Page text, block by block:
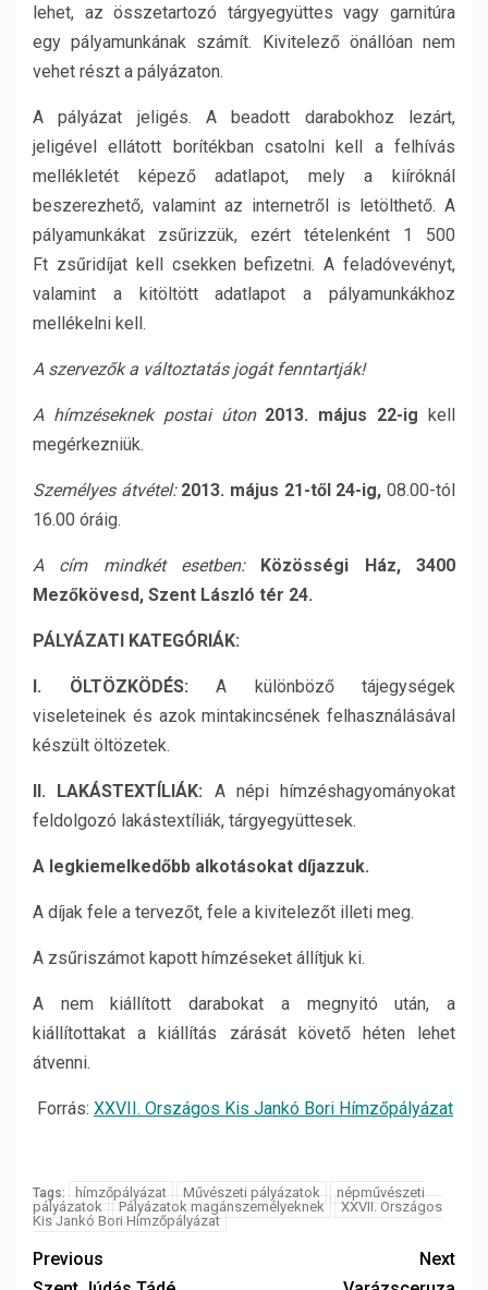
lehet, az összetartozó tárgyegyüttes vagy garnitúra
egy pályamunkának számít. Kivitelező önállóan nem
vehet részt a pályázaton.
A pályázat jeligés. A beadott darabokhoz lezárt,
jeligével ellátott borítékban csatolni kell a felhívás
mellékletét képező adatlapot, mely a kiíróknál
beszerezhető, valamint az internetről is letölthető. A
pályamunkákat zsűrizzük, ezért tételenként 1 500
Ft zsűridíjat kell csekken befizetni. A feladóvevényt,
valamint a kitöltött adatlapot a pályamunkákhoz
mellékelni kell.
A szervezők a változtatás jogát fenntartják!
A hímzéseknek postai úton 2013. május 22-ig kell
megérkezniük.
Személyes átvétel: 2013. május 21-től 24-ig, 08.00-tól
16.00 óráig.
A cím mindkét esetben: Közösségi Ház, 3400
Mezőkövesd, Szent László tér 24.
PÁLYÁZATI KATEGÓRIÁK:
I. ÖLTÖZKÖDÉS: A különböző tájegységek
viseleteinek és azok mintakincsének felhasználásával
készült öltözetek.
II. LAKÁSTEXTÍLIÁK: A népi hímzéshagyományokat
feldolgozó lakástextíliák, tárgyegyüttesek.
A legkiemelkedőbb alkotásokat díjazzuk.
A díjak fele a tervezőt, fele a kivitelezőt illeti meg.
A zsűriszámot kapott hímzéseket állítjuk ki.
A nem kiállított darabokat a megnyitó után, a
kiállítottakat a kiállítás zárását követő héten lehet
átvenni.
Forrás: XXVII. Országos Kis Jankó Bori Hímzőpályázat
Tags: hímzőpályázat Művészeti pályázatok
népművészeti
pályázatok
Pályázatok magánszemélyeknek
XXVII. Országos
Kis Jankó Bori Hímzőpályázat
Previous
Next